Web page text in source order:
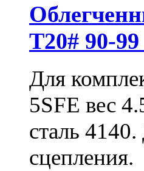
T20# 90-
Для
5SFE вес
сталь
сцепления.